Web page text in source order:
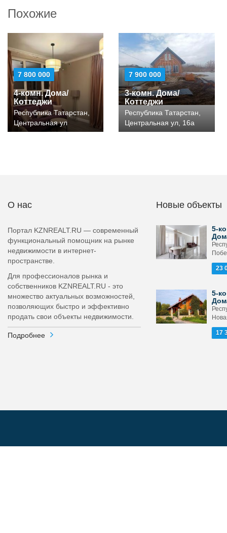
Похожие
7 800 000
4-комн. Дома/
Коттеджи
Республика Татарстан,
Центральная ул
7 900 000
3-комн. Дома/
Коттеджи
Республика Татарстан,
Центральная ул, 16а
О нас
Портал KZNREALT.RU — современный
функциональный помощник на рынке
недвижимости в интернет-
пространстве.
Для профессионалов рынка и
собственников KZNREALT.RU - это
множество актуальных возможностей,
позволяющих быстро и эффективно
продать свои объекты недвижимости.
Подробнее
Новые объекты
5-
23
5-
17